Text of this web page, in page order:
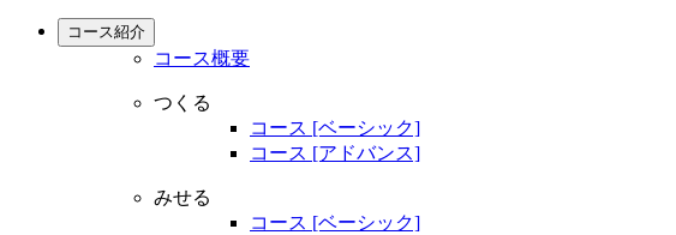
コース紹介
コース概要
つくる
コース [ベーシック]
コース [アドバンス]
みせる
コース [ベーシック]